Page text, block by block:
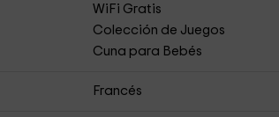
WiFi Gratis
Colección de Juegos
Cuna para Bebés
Francés